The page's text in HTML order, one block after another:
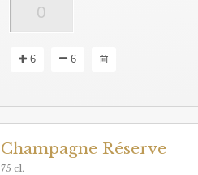
6 6
Champagne Réserve
75 cl.